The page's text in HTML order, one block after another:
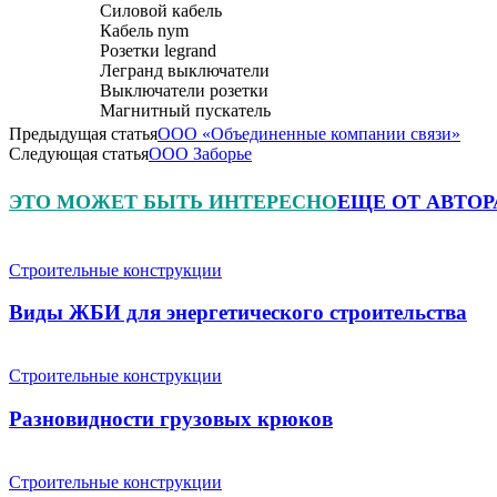
Силовой кабель
Кабель nym
Розетки legrand
Легранд выключатели
Выключатели розетки
Магнитный пускатель
Предыдущая статьяООО «Объединенные компании связи»
Следующая статьяООО Заборье
ЭТО МОЖЕТ БЫТЬ ИНТЕРЕСНОЕЩЕ ОТ
Строительные конструкции
Виды ЖБИ для энергетического строительства
Строительные конструкции
Разновидности грузовых крюков
Строительные конструкции